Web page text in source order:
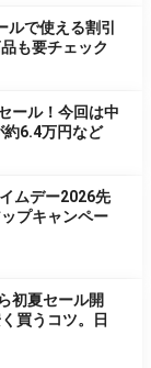
ルで使える割引
も要チェック
ール！今回は中
6.4万円など
ムデー2026先
プキャンペー
初夏セール開
買うコツ。日